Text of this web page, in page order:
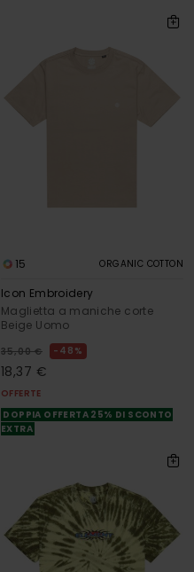
15 ORGANIC COTTON
Icon Embroidery
Maglietta a maniche corte
Beige Uomo
35,00 € 48%
18,37 €
OFFERTE
DOPPIA OFFERTA 25% DI SCONTO
EXTRA